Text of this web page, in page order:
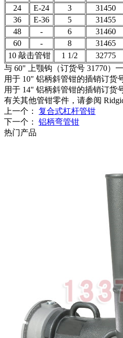
24
E-24 3 31450
36
E-36 5 31455
48
- 6 31460
60
- 8 31465
10 敲击管钳
1 1/2 32775
与 60" 上颚钩（订货号 31770）
用于 10" 铝柄斜管钳的插销订货
用于 14" 铝柄斜管钳的插销订货
有关其他管钳零件，请参阅
上一个： 复合式杠杆管钳
下一个： 铝柄弯管钳
热门产品